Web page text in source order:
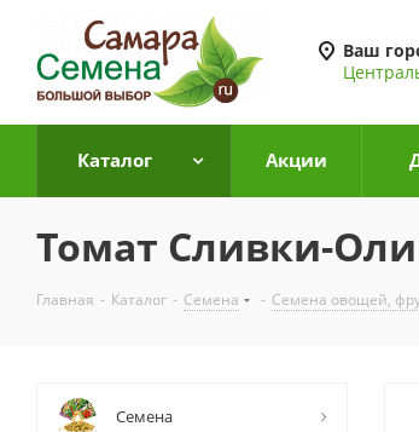
Ваш
Каталог Акции
Томат Сливки-
Главная - Каталог - Семена - Семена овощей,
Семена